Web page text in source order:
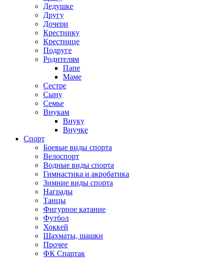
Дедушке
Другу
Дочери
Крестнику
Крестнице
Подруге
Родителям
Папе
Маме
Сестре
Сыну
Семье
Внукам
Внуку
Внучке
Спорт
Боевые виды спорта
Велоспорт
Водные виды спорта
Гимнастика и акробатика
Зимние виды спорта
Награды
Танцы
Фигурное катание
Футбол
Хоккей
Шахматы, шашки
Прочее
ФК Спартак